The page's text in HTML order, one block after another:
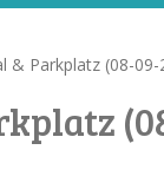
& Parkplatz (08-09-